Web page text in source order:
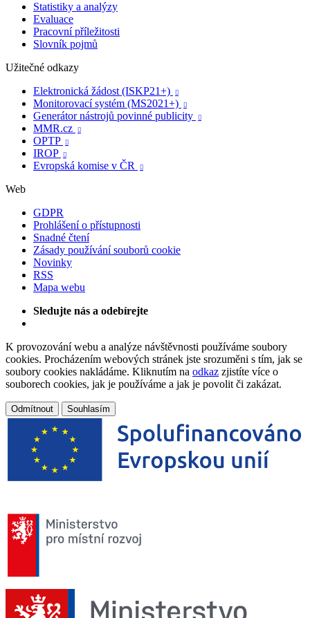
Statistiky a analýzy
Evaluace
Pracovní příležitosti
Slovník pojmů
Užitečné odkazy
Elektronická žádost (ISKP21+)

Monitorovací systém (MS2021+) 
Generátor nástrojů povinné publicity 
MMR.cz 
OPTP 
IROP 
Evropská komise v ČR 
Web
GDPR
Prohlášení o přístupnosti
Snadné čtení
Zásady používání souborů cookie
Novinky
RSS
Mapa webu
Sledujte nás a odebírejte
K provozování webu a analýze návštěvnosti používáme soubory
cookies. Procházením webových stránek jste srozuměni s tím, jak se
soubory cookies nakládáme. Kliknutím na odkaz zjistíte více o
souborech cookies, jak je používáme a jak je povolit či zakázat.
Odmítnout Souhlasím